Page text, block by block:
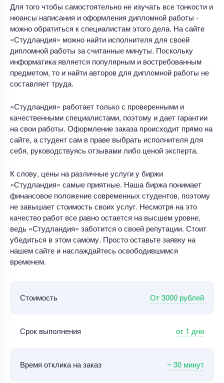
Для того чтобы самостоятельно не изучать все тонкости и
нюансы написания и оформления дипломной работы -
можно обратиться к специалистам этого дела. На сайте
«Студландия» можно найти исполнителя для своей
дипломной работы за считанные минуты. Поскольку
информатика является популярным и востребованным
предметом, то и найти авторов для дипломной работы не
составляет труда.
«Студландия» работает только с проверенными и
качественными специалистами, поэтому и дает гарантии
на свои работы. Оформление заказа происходит прямо на
сайте, а студент сам в праве выбрать исполнителя для
себя, руководствуясь отзывами либо ценой эксперта.
К слову, цены на различные услуги у биржи
«Студландия» самые приятные. Наша биржа понимает
финансовое положение современных студентов, поэтому
не завышает стоимость своих услуг. Несмотря на это
качество работ все равно остается на высшем уровне,
ведь «Студландия» заботится о своей репутации. Стоит
убедиться в этом самому. Просто оставьте заявку на
нашем сайте и наслаждайтесь освободившимся
временем.
Стоимость От 3000 рублей
Срок выполнения от 1 дня
Время отклика на заказ ~ 30 минут